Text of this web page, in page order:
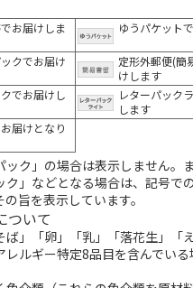
お届けしま
ゆうパケット
クでお届け
定形外郵便(簡
けします
でお届けし
レターパック
します
届けとなり
ック」の場合は表示しません。
ク」などとなる場合は、記号で
旨を表示しています。
ついて
ば」「卵」「乳」「落花生」「
レルギー特定8品目を含んでい